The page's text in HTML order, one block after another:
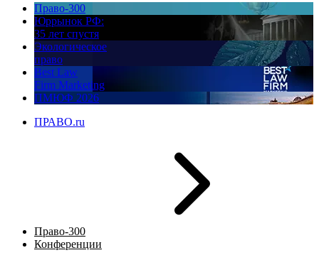
Право-300
Юррынок РФ:
35 лет спустя
Экологическое
право
Best Law
Firm Marketing
ПМЮФ 2026
ПРАВО.ru
Право-300
Конференции